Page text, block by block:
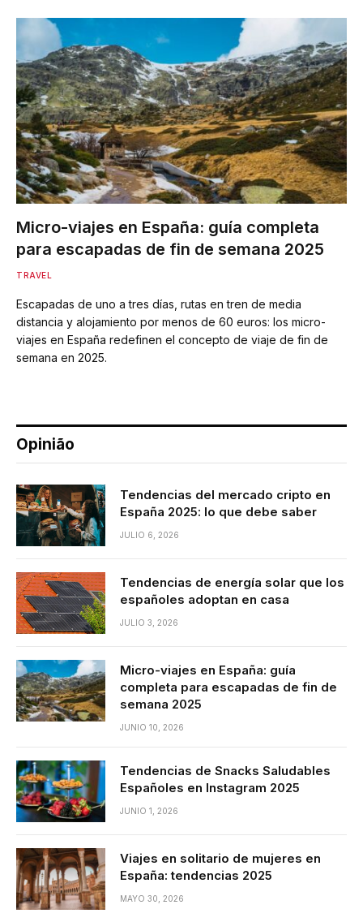
Micro-viajes en España: guía completa
para escapadas de fin de semana 2025
TRAVEL
Escapadas de uno a tres días, rutas en tren de media
distancia y alojamiento por menos de 60 euros: los micro-
viajes en España redefinen el concepto de viaje de fin de
semana en 2025.
Opinião
Tendencias del mercado cripto en
España 2025: lo que debe saber
JULIO 6, 2026
Tendencias de energía solar que los
españoles adoptan en casa
JULIO 3, 2026
Micro-viajes en España: guía
completa para escapadas de fin de
semana 2025
JUNIO 10, 2026
Tendencias de Snacks Saludables
Españoles en Instagram 2025
JUNIO 1, 2026
Viajes en solitario de mujeres en
España: tendencias 2025
MAYO 30, 2026